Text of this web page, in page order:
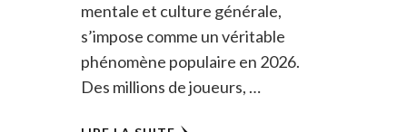
mentale et culture générale,
s’impose comme un véritable
phénomène populaire en 2026.
Des millions de joueurs, …